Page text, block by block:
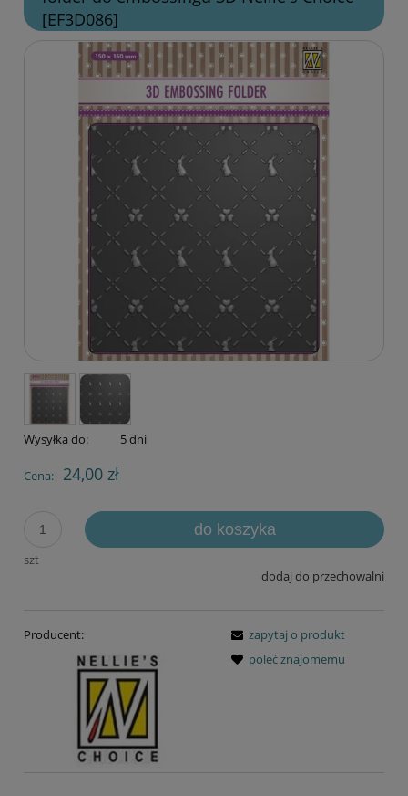
[EF3D086]
Wysyłka do: 5 dni
Cena: 24,00 zł
szt
do koszyka
dodaj do przechowalni
Producent:
zapytaj o produkt
poleć znajomemu